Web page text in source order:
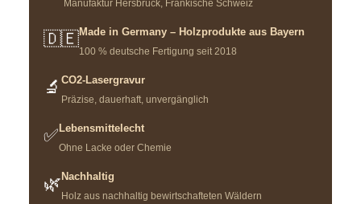
Manufaktur Hersbruck, Fränkische Schweiz
🇩🇪Made in Germany – Holzprodukte aus Bayern
100 % deutsche Fertigung seit 2018
🔬 CO2-Lasergravur
Präzise, dauerhaft, unvergänglich
✅ Lebensmittelecht
Ohne Lacke oder Chemie
🌿 Nachhaltig
Holz aus nachhaltig bewirtschafteten Wäldern